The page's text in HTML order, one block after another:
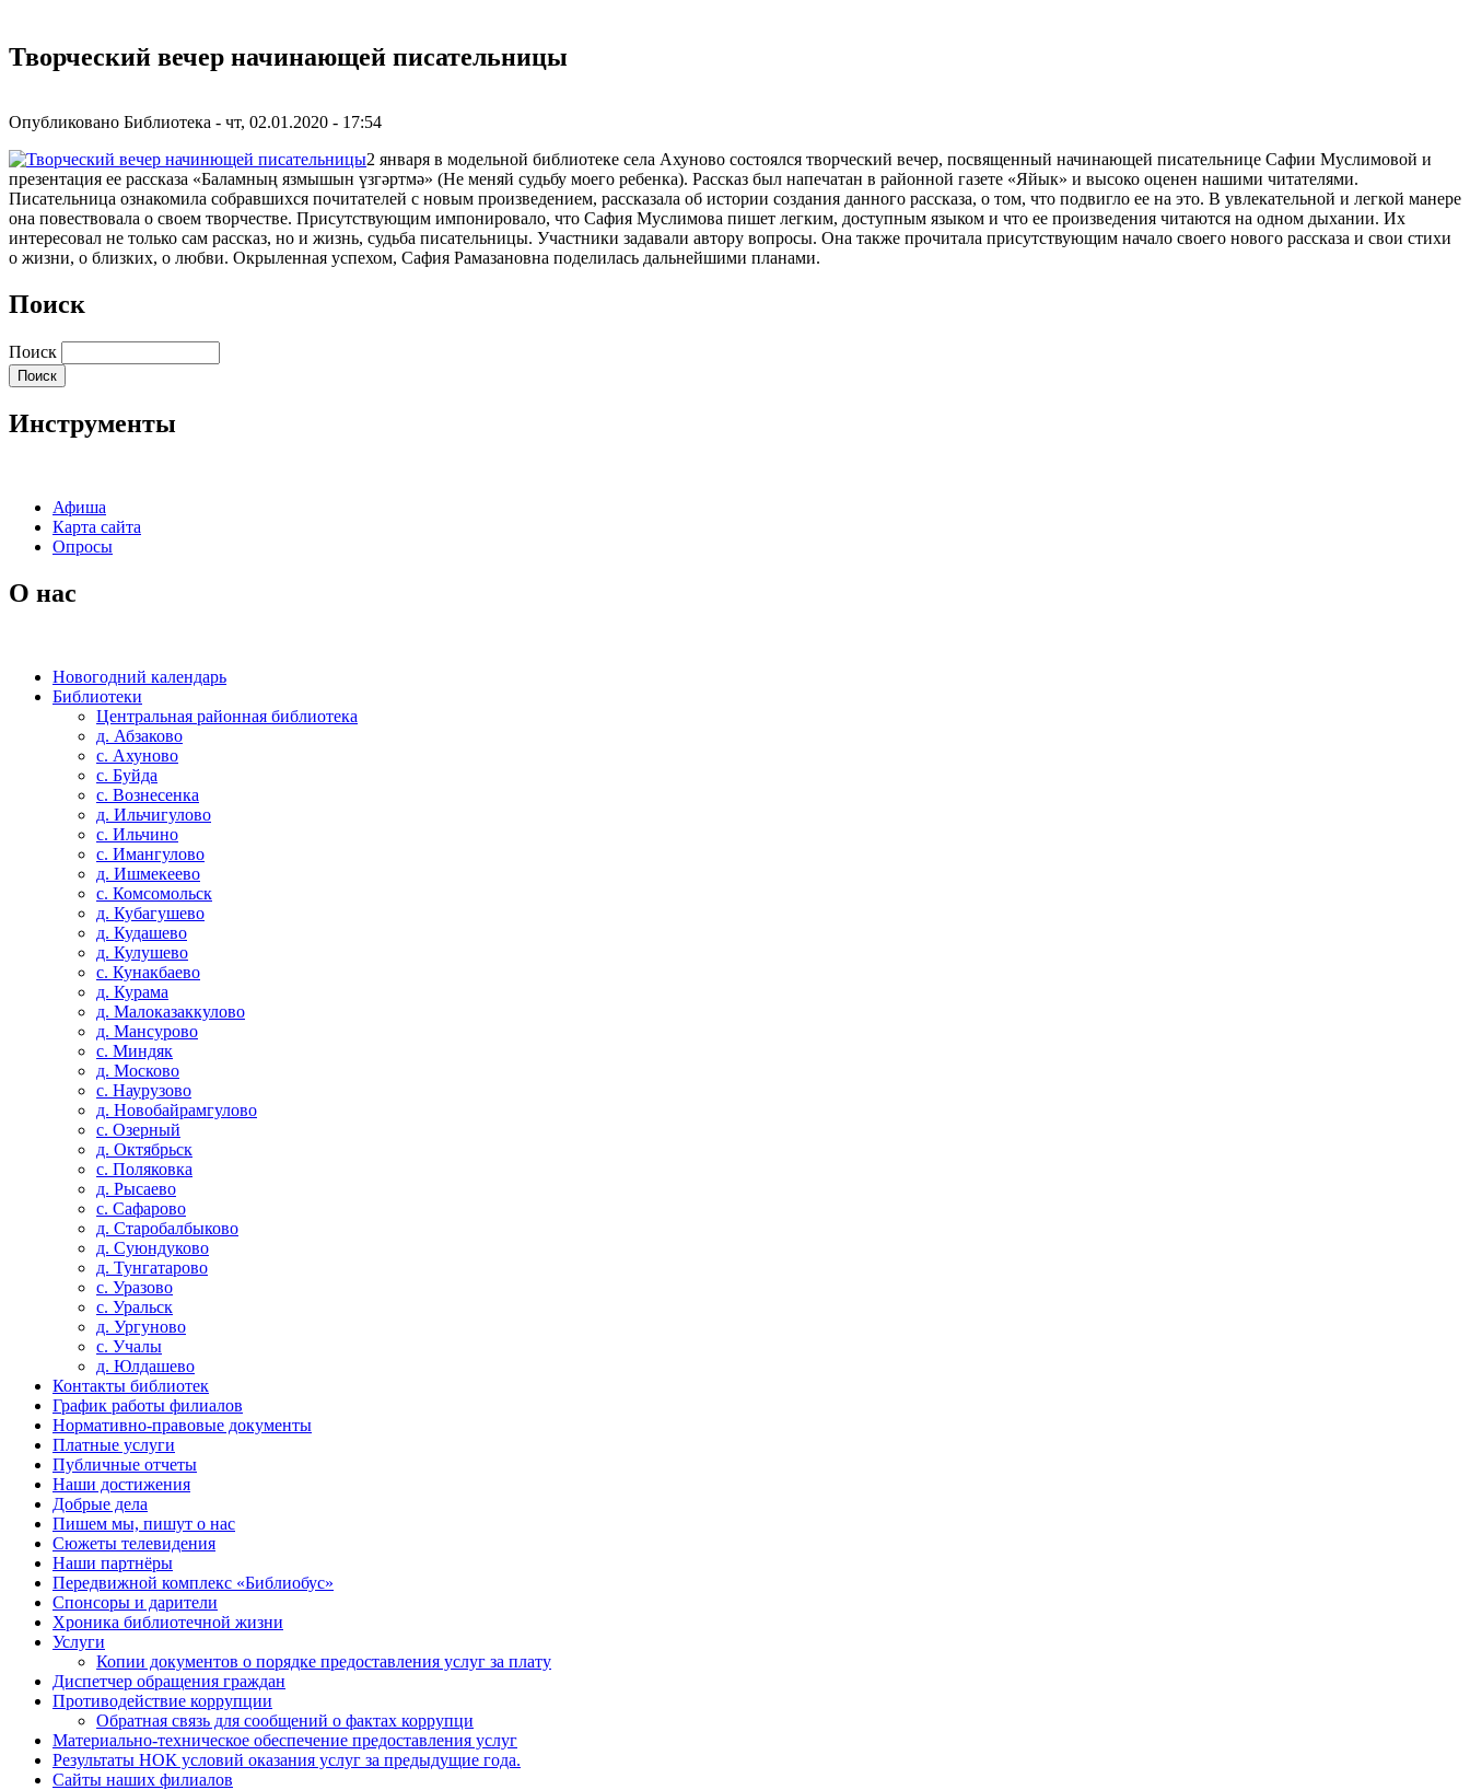
Творческий вечер начинающей писательницы
Опубликовано Библиотека - чт, 02.01.2020 - 17:54
2 января в модельной библиотеке села Ахуново состоялся творческий вечер, посвященный начинающей писательнице Сафии Муслимовой и
презентация ее рассказа «Баламның язмышын үзгәртмә» (Не меняй судьбу моего ребенка). Рассказ был напечатан в районной газете «Яйык» и высоко оценен нашими читателями.
Писательница ознакомила собравшихся почитателей с новым произведением, рассказала об истории создания данного рассказа, о том, что подвигло ее на это. В увлекательной и легкой манере
она повествовала о своем творчестве. Присутствующим импонировало, что Сафия Муслимова пишет легким, доступным языком и что ее произведения читаются на одном дыхании. Их
интересовал не только сам рассказ, но и жизнь, судьба писательницы. Участники задавали автору вопросы. Она также прочитала присутствующим начало своего нового рассказа и свои стихи
о жизни, о близких, о любви. Окрыленная успехом, Сафия Рамазановна поделилась дальнейшими планами.
Поиск
Поиск
Инструменты
Афиша
Карта сайта
Опросы
О нас
Новогодний календарь
Библиотеки
Центральная районная библиотека
д. Абзаково
с. Ахуново
с. Буйда
с. Вознесенка
д. Ильчигулово
с. Ильчино
с. Имангулово
д. Ишмекеево
с. Комсомольск
д. Кубагушево
д. Кудашево
д. Кулушево
с. Кунакбаево
д. Курама
д. Малоказаккулово
д. Мансурово
с. Миндяк
д. Москово
с. Наурузово
д. Новобайрамгулово
с. Озерный
д. Октябрьск
с. Поляковка
д. Рысаево
с. Сафарово
д. Старобалбыково
д. Суюндуково
д. Тунгатарово
с. Уразово
с. Уральск
д. Ургуново
с. Учалы
д. Юлдашево
Контакты библиотек
График работы филиалов
Нормативно-правовые документы
Платные услуги
Публичные отчеты
Наши достижения
Добрые дела
Пишем мы, пишут о нас
Сюжеты телевидения
Наши партнёры
Передвижной комплекс «Библиобус»
Спонсоры и дарители
Хроника библиотечной жизни
Услуги
Копии документов о порядке предоставления услуг за плату
Диспетчер обращения граждан
Противодействие коррупции
Обратная связь для сообщений о фактах коррупци
Материально-техническое обеспечение предоставления услуг
Результаты НОК условий оказания услуг за предыдущие года.
Сайты наших филиалов